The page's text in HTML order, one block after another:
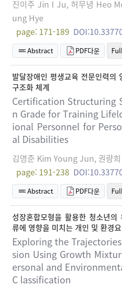
진이주 Jin I Ju, 허무녕 Heo
ung Hye
page: 171-189
Abstract PDF다운
발달장애인 평생교육 전문인력의
구조화 체계
Certification Structuring
n Grade for Training
ional Personnel for
al Disabilities
김영준 Kim Young Jun, 권량
page: 191-238
Abstract PDF다운
성장혼합모형을 활용한 청소년
류에 영향을 미치는 개인 및 환경
Exploring the
sion Using Growth
ersonal and
C lassification